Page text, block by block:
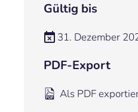
Gültig bis
31. Dezember
PDF-Export
Als PDF